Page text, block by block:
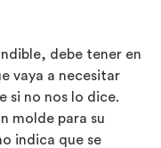
debe tener en
vaya a necesitar
si no nos lo dice.
molde para su
indica que se